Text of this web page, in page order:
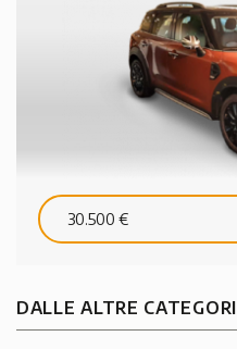
30.500 €
DALLE ALTRE